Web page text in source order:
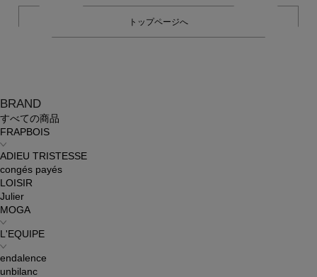
BRAND
すべての商品
FRAPBOIS
ADIEU TRISTESSE
congés payés
LOISIR
Julier
MOGA
L'EQUIPE
endalence
unbilanc
トップページへ